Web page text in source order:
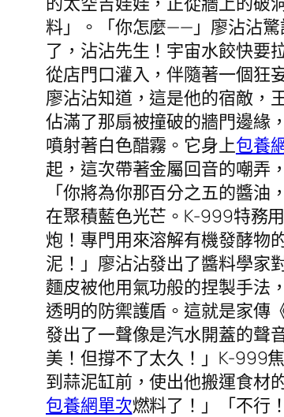
料」。「你怎麼——」廖沾沾
了，沾沾先生！宇宙水餃快要
從店門口灌入，伴隨著一個狂
廖沾沾知道，這是他的宿敵，
佔滿了那扇被撞破的牆門邊緣
噴射著白色醋霧。它身上包養
起，這次帶著金屬回音的嘲弄
「你將為你那百分之五的醬
在聚積藍色光芒。K-999特務
炮！專門用來溶解有機發酵物
泥！」廖沾沾發出了醬料學家
麵皮被他用氣功般的捏製手法
透明的防禦護盾。這就是家傳
發出了一聲像是汽水開蓋的聲
美！但撐不了太久！」K-999
到蒜泥缸前，使出他搬運食材
包養網單次燃料了！」「不行